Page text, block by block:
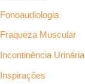
Fonoaudiologia
Fraqueza Muscular
Incontinência Urinária
Inspirações